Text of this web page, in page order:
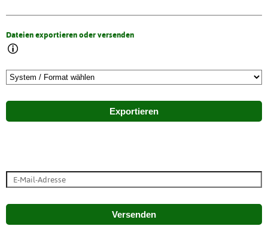
Dateien exportieren oder versenden
Exportieren
Versenden